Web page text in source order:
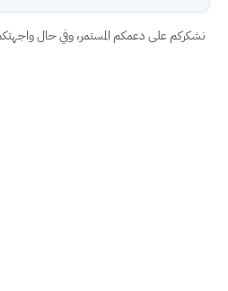
نشكركم على دعمكم المستمر، وفي حال